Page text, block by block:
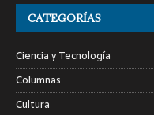
CATEGORÍAS
Ciencia y Tecnología
Columnas
Cultura